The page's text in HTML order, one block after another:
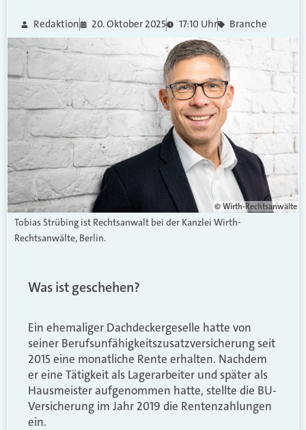
Redaktion 20. Oktober 2025 17:10 Uhr Branche
© Wirth-Rechtsanwälte
Tobias Strübing ist Rechtsanwalt bei der Kanzlei Wirth-
Rechtsanwälte, Berlin.
Was ist geschehen?
Ein ehemaliger Dachdeckergeselle hatte von
seiner Berufsunfähigkeitszusatzversicherung seit
2015 eine monatliche Rente erhalten. Nachdem
er eine Tätigkeit als Lagerarbeiter und später als
Hausmeister aufgenommen hatte, stellte die BU-
Versicherung im Jahr 2019 die Rentenzahlungen
ein.